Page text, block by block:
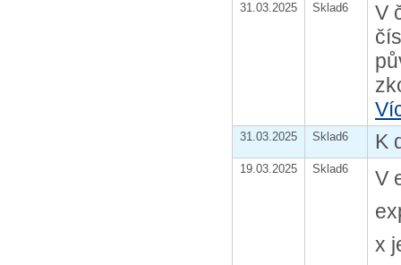
31.03.2025 Sklad6
V
31.03.2025 Sklad6 K
19.03.2025 Sklad6
V
x